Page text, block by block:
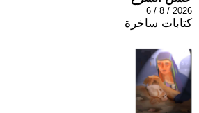
2026 / 8 / 6
كتابات ساخرة